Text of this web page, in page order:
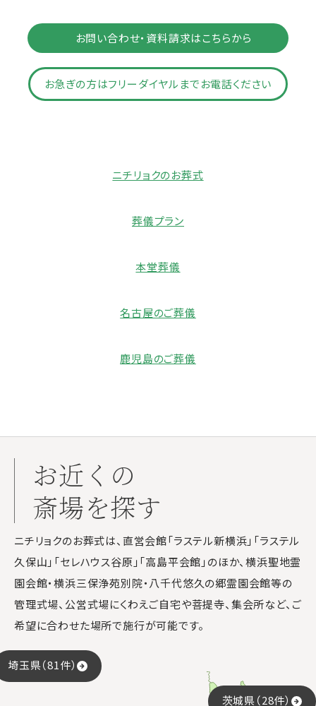
お問い合わせ・資料請求はこちらから
お急ぎの方はフリーダイヤルまでお電話ください
ニチリョクのお葬式
葬儀プラン
本堂葬儀
名古屋のご葬儀
鹿児島のご葬儀
お近くの
斎場を探す
ニチリョクのお葬式は、直営会館「ラステル新横浜」「ラステル
久保山」「セレハウス谷原」「高島平会館」のほか、横浜聖地霊
園会館・横浜三保浄苑別院・八千代悠久の郷霊園会館等の
管理式場、公営式場にくわえご自宅や菩提寺、集会所など、ご
希望に合わせた場所で施行が可能です。
埼玉県（81件）
茨城県（28件）